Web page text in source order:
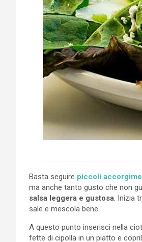
Basta seguire piccoli
ma anche tanto gusto che non
salsa leggera e gustosa . Inizia
sale e mescola bene.
A questo punto inserisci nella
fette di cipolla in un piatto e